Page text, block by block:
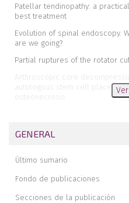
Patellar tendinopathy: a
best treatment
Evolution of spinal endoscopy.
are we going?
Partial ruptures of the rotator
Arthroscopic core
autologous stem cell
osteonecrosis
ligament in an elderly patient
anterior glenoid fracture: a case
Arthroscopic visualization of
GENERAL
Último sumario
Fondo de publicaciones
Secciones de la publicación